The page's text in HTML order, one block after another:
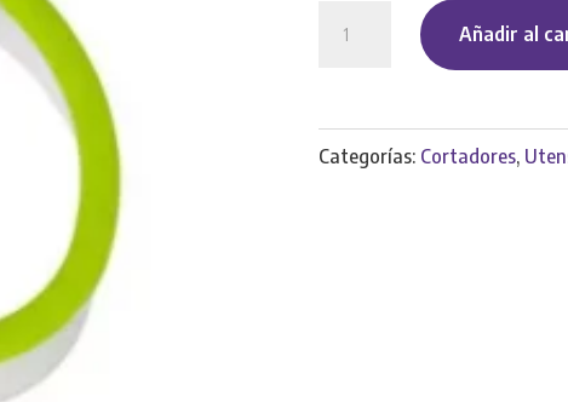
Cortador
cantidad
Añadir al
Categorías: Cortadores,